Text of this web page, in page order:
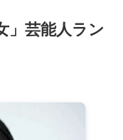
」芸能人ラン